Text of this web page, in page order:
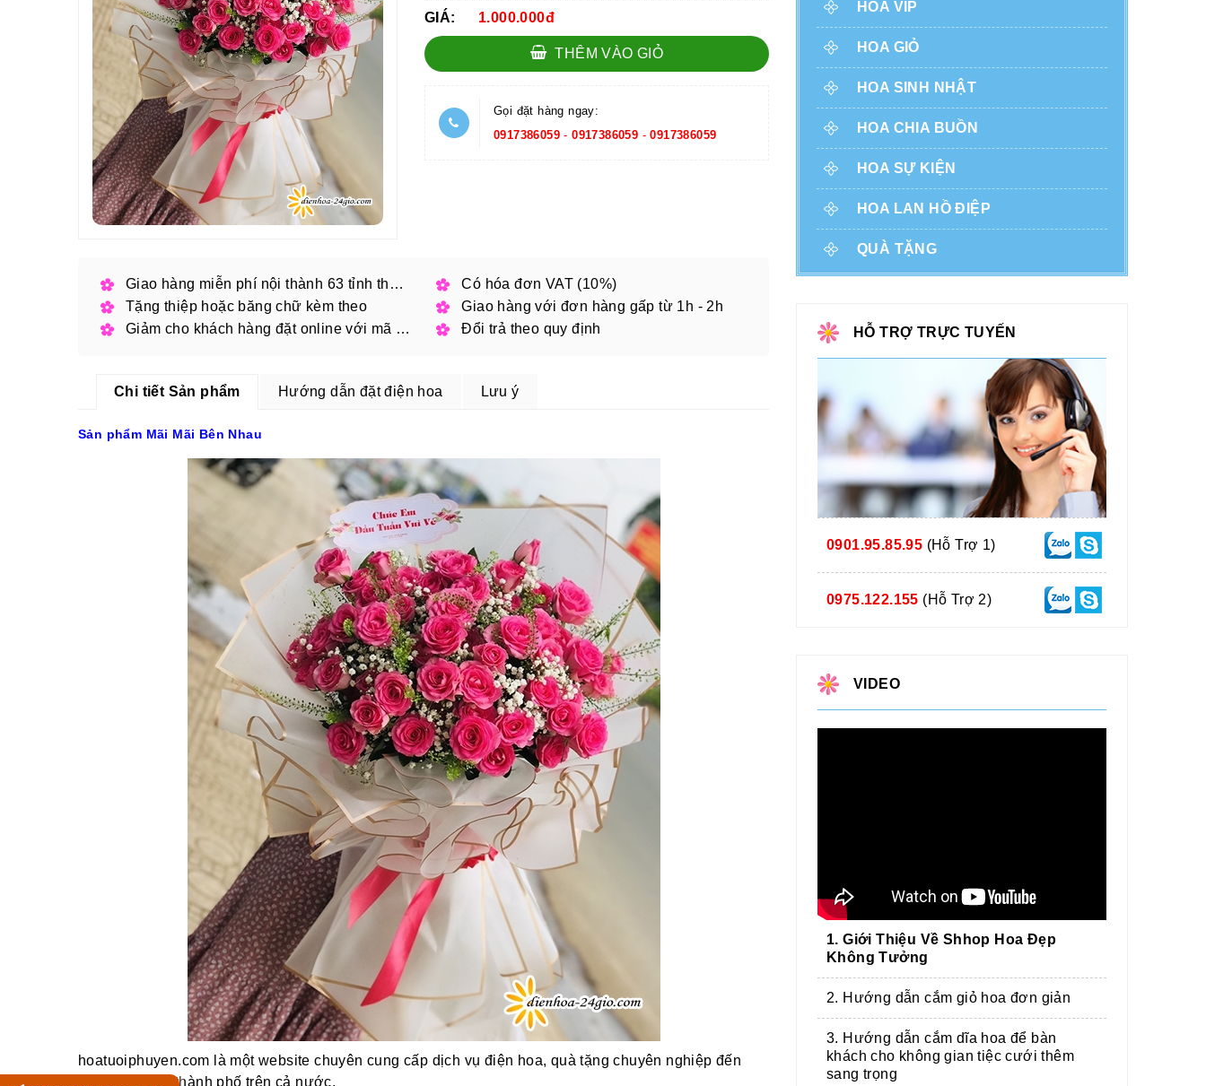
GIÁ: 1.000.000đ
THÊM VÀO GIỎ
Gọi đặt hàng ngay:
0917386059 -0917386059 -0917386059
Giao hàng miễn phí nội thành 63 tỉnh thành phố
Có hóa đơn VAT (10%)
Tặng thiệp hoặc băng chữ kèm theo
Giao hàng với đơn hàng gấp từ 1h - 2h
Giảm cho khách hàng đặt online với mã giảm giá
Đổi trả theo quy định
Chi tiết Sản phẩm Hướng dẫn đặt điện hoa Lưu ý
Sản phẩm Mãi Mãi Bên Nhau
hoatuoiphuyen.com là một website chuyên cung cấp dịch vụ điện hoa, quà tặng chuyên nghiệp đến
khắp các tỉnh, thành phố trên cả nước.
HOA VIP
HOA GIỎ
HOA SINH NHẬT
HOA CHIA BUỒN
HOA SỰ KIỆN
HOA LAN HỒ ĐIỆP
QUÀ TẶNG
HỖ TRỢ TRỰC TUYẾN
0901.95.85.95 (Hỗ Trợ 1)
0975.122.155 (Hỗ Trợ 2)
VIDEO
1. Giới Thiệu Về Shhop Hoa Đẹp
Không Tưởng
2. Hướng dẫn cắm giỏ hoa đơn giản
3. Hướng dẫn cắm dĩa hoa để bàn
khách cho không gian tiệc cưới thêm
sang trọng